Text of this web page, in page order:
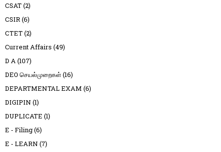
CSAT(2)
CSIR(6)
CTET(2)
Current Affairs (49)
D A(107)
DEO செயல்முறைகள்(16)
DEPARTMENTAL EXAM (6)
DIGIPIN (1)
DUPLICATE (1)
E - Filing(6)
E - LEARN (7)